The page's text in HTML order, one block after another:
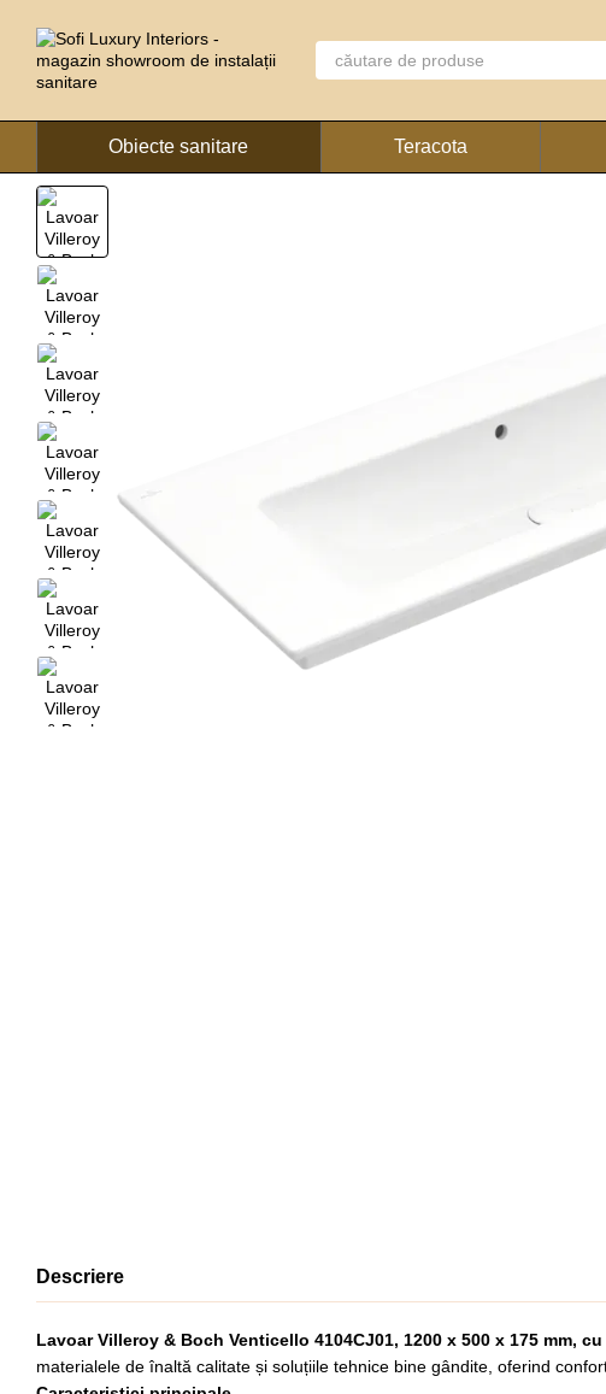
Obiecte sanitare Teracota
Descriere
Lavoar Villeroy & Boch Venticello 4104CJ01, 1200 x 500 x 175 mm,
materialele de înaltă calitate și soluțiile tehnice bine gândite, oferind